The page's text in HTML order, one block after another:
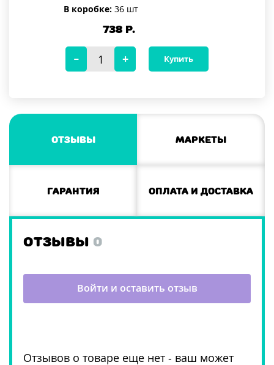
В коробке: 36 шт
738Р.
Купить
Отзывы Маркеты
Гарантия Оплата и доставка
ОТЗЫВЫ 0
Отзывов о товаре еще нет - ваш может
Войти и оставить отзыв